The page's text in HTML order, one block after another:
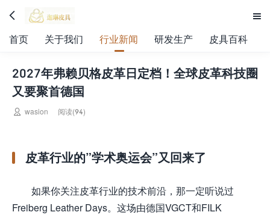
 
首页 关于我们 行业新闻 研发生产 皮具百科
2027年弗赖贝格皮革日定档！全球皮革科技圈
又要聚首德国
 wasion 阅读(94)
皮革行业的”学术奥运会”又回来了
如果你关注皮革行业的技术前沿，那一定听说过
Freiberg Leather Days。这场由德国VGCT和FILK